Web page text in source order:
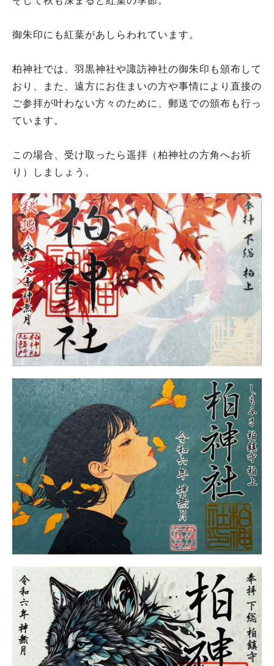
御朱印にも紅葉があしらわれています。
柏神社では、羽黒神社や諏訪神社の御朱印も頒布して
おり、また、遠方にお住まいの方や事情により直接の
ご参拝が叶わない方々のために、郵送での頒布も行っ
ています。
この場合、受け取ったら遥拝（柏神社の方角へお祈
り）しましょう。